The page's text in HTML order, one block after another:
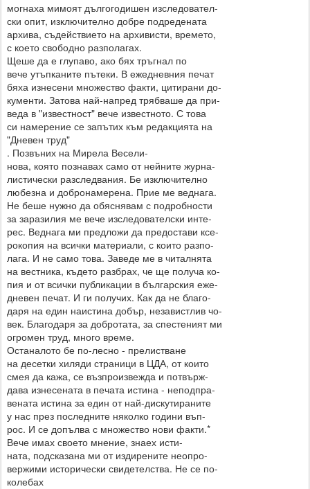
могнаха мимоят дългогодишен изследовател-
ски опит, изключително добре подредената
архива, съдействието на архивисти, времето,
с което свободно разполагах.
Щеше да е глупаво, ако бях тръгнал по
вече утъпканите пътеки. В ежедневния печат
бяха изнесени множество факти, цитирани до-
кументи. Затова най-напред трябваше да при-
веда в "известност" вече известното. С това
си намерение се запътих към редакцията на
"Дневен труд"
. Позвъних на Мирела Весели-
нова, която познавах само от нейните журна-
листически разследвания. Бе изключително
любезна и добронамерена. Прие ме веднага.
Не беше нужно да обяснявам с подробности
за заразилия ме вече изследователски инте-
рес. Веднага ми предложи да предостави ксе-
рокопия на всички материали, с които разпо-
лага. И не само това. Заведе ме в читалнята
на вестника, където разбрах, че ще получа ко-
пия и от всички публикации в българския еже-
дневен печат. И ги получих. Как да не благо-
даря на един наистина добър, независтлив чо-
век. Благодаря за добротата, за спестеният ми
огромен труд, много време.
Останалото бе по-лесно - прелистване
на десетки хиляди страници в ЦДА, от които
смея да кажа, се възпроизвежда и потвърж-
дава изнесената в печата истина - неподпра-
вената истина за един от най-дискутираните
у нас през последните няколко години въп-
рос. И се допълва с множество нови факти.*
Вече имах своето мнение, знаех исти-
ната, подсказана ми от издирените неопро-
вержими исторически свидетелства. Не се по-
колебах